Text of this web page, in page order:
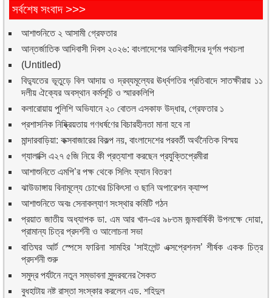
সর্বশেষ সংবাদ >>>
আশাশুনিতে ২ আসামী গ্রেফতার
আন্তর্জাতিক আদিবাসী দিবস ২০২৬: বাংলাদেশের আদিবাসীদের দূর্গম পথচলা
(Untitled)
বিদ্যুতের ভূতুড়ে বিল আদায় ও দ্রব্যমূল্যের ঊর্ধ্বগতির প্রতিবাদে সাতক্ষীরায় ১১
দলীয় ঐক্যের অবস্থান কর্মসূচি ও স্মারকলিপি
কলারোয়ায় পুলিশি অভিযানে ২০ বোতল এসকাফ উদ্ধার, গ্রেফতার ১
প্রশাসনিক নিষ্ক্রিয়তায় গণধর্ষণের বিচারহীনতা মানা হবে না
মান্দারবাড়িয়া: কক্সবাজারের বিকল্প নয়, বাংলাদেশের পরবর্তী অর্থনৈতিক বিস্ময়
গ্যালাক্সি এ২৭ ৫জি নিয়ে কী প্রত্যাশা করছেন প্রযুক্তিপ্রেমীরা
আশাশুনিতে এমপি’র পক্ষ থেকে সিলিং ফ্যান বিতরণ
ঝাউডাঙ্গায় বিনামূল্যে চোখের চিকিৎসা ও ছানি অপারেশন ক্যাম্প
আশাশুনিতে অবঃ সেনাকল্যাণ সংস্থার কমিটি গঠন
প্রয়াত জাতীয় অধ্যাপক ডা. এম আর খান-এর ৯৮তম জন্মবার্ষিকী উপলক্ষে দোয়া,
প্রামান্য চিত্র প্রদর্শনী ও আলোচনা সভা
বাতিঘর আর্ট স্পেসে ফারিনা সামহির ‘সাইলেন্ট এক্সপ্রেশনস’ শীর্ষক একক চিত্র
প্রদর্শনী শুরু
সমুদ্র পর্যটনে নতুন সম্ভাবনা সুন্দরবনের সৈকত
বুধহাটায় নষ্ট রাস্তা সংস্কার করলেন এড. শহিদুল